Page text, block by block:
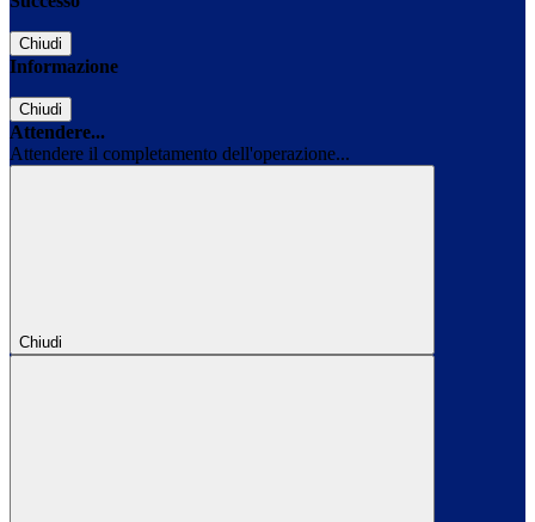
Chiudi
Informazione
Chiudi
Attendere...
Attendere il completamento dell'operazione...
Chiudi